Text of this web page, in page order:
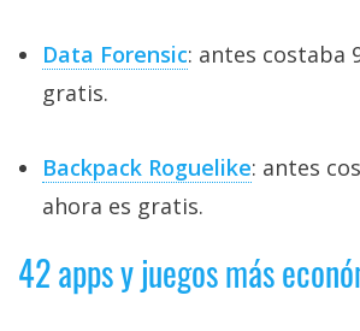
Data Forensic: antes costaba
gratis.
Backpack Roguelike: antes
ahora es gratis.
42 apps y juegos más